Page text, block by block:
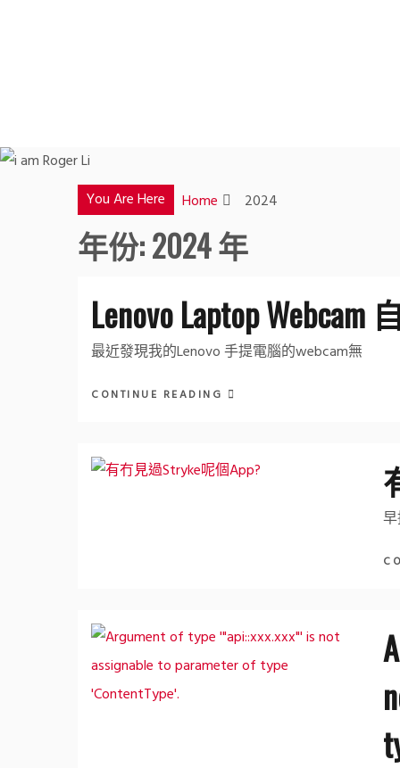
You Are Here Home 2024
年份:2024 年
Lenovo Laptop Webcam
最近發現我的Lenovo 手提電腦的webcam無
CONTINUE READING